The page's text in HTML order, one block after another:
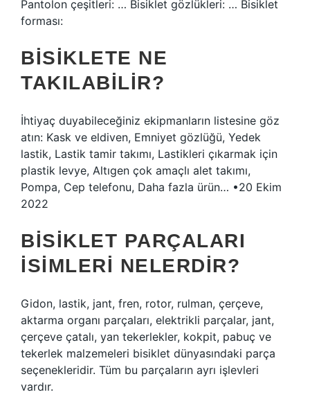
Pantolon çeşitleri: … Bisiklet gözlükleri: … Bisiklet
forması:
BISIKLETE NE
TAKILABILIR?
İhtiyaç duyabileceğiniz ekipmanların listesine göz
atın: Kask ve eldiven, Emniyet gözlüğü, Yedek
lastik, Lastik tamir takımı, Lastikleri çıkarmak için
plastik levye, Altıgen çok amaçlı alet takımı,
Pompa, Cep telefonu, Daha fazla ürün… •20 Ekim
2022
BISIKLET PARÇALARI
ISIMLERI NELERDIR?
Gidon, lastik, jant, fren, rotor, rulman, çerçeve,
aktarma organı parçaları, elektrikli parçalar, jant,
çerçeve çatalı, yan tekerlekler, kokpit, pabuç ve
tekerlek malzemeleri bisiklet dünyasındaki parça
seçenekleridir. Tüm bu parçaların ayrı işlevleri
vardır.